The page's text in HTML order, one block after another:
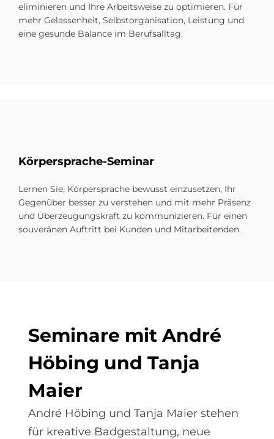
eliminieren und Ihre Arbeitsweise zu optimieren. Für
mehr Gelassenheit, Selbstorganisation, Leistung und
eine gesunde Balance im Berufsalltag.
Kör­per­sprache-Se­mi­nar
Lernen Sie, Körpersprache bewusst einzusetzen, Ihr
Gegenüber besser zu verstehen und mit mehr Präsenz
und Überzeugungskraft zu kommunizieren. Für einen
souveränen Auftritt bei Kunden und Mitarbeitenden.
Se­mi­na­re mit An­dré
Hö­bing und Tan­ja
Mai­er
André Höbing und Tanja Maier stehen
für kreative Badgestaltung, neue